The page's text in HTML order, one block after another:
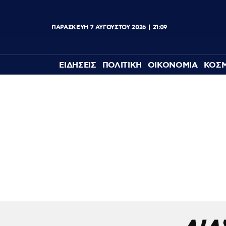
ΠΑΡΑΣΚΕΥΉ 7 ΑΥΓΟΎΣΤΟΥ 2026 21:09
ΕΙΔΗΣΕΙΣ ΠΟΛΙΤΙΚΗ ΟΙΚΟΝΟΜΙΑ